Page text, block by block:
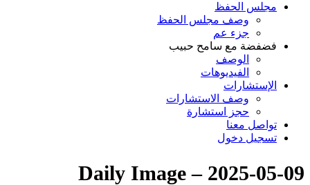
مجلس الحفظ
وصف مجلس الحفظ
جزء عم
فضفضة مع سامح حبيب
الوصف
الفيديوهات
الإستشارات
وصف الاستشارات
حجز استشارة
تواصل معنا
تسجيل دخول
Daily Image – 2025-05-09